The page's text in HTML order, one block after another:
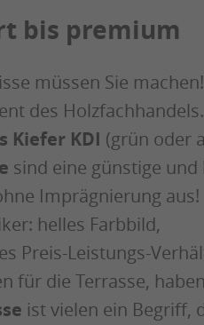
bis premium
müssen Sie
des
Kiefer KDI (grün oder
sind eine günstige und
Imprägnierung aus!
helles Farbbild,
Preis-Leistungs-
für die Terrasse,
ist vielen ein Begriff,